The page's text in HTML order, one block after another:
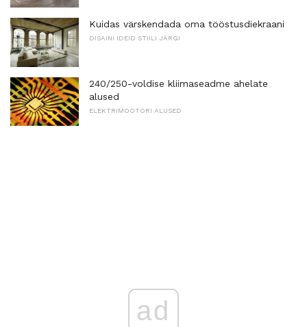
Kuidas värskendada oma tööstusdiekraani
DISAINI IDEID STIILI JÄRGI
240/250-voldise kliimaseadme ahelate
alused
ELEKTRIMOOTORI ALUSED
ad